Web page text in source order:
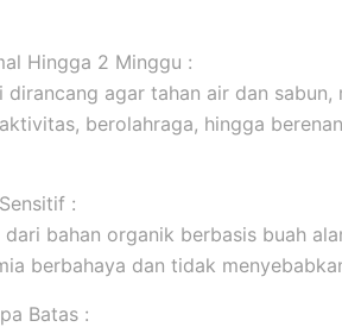
Hingga 2 Minggu :
dirancang agar tahan air dan sabun,
berolahraga, hingga
:
bahan organik berbasis buah
berbahaya dan tidak
Batas :